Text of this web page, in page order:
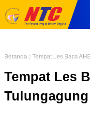
Beranda Tempat Les Baca
Tempat Les
Tulungagung